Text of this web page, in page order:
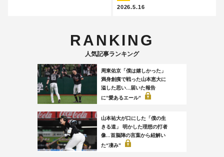
2026.5.16
RANKING
人気記事ランキング
周東佑京「僕は嬉しかった」
満身創痍で戦った山本恵大に
溢した思い...届いた報告
に”愛あるエール”
山本祐大が口にした「僕の生
きる道」 明かした理想の打者
像...首脳陣の言葉から紐解い
た“凄み”